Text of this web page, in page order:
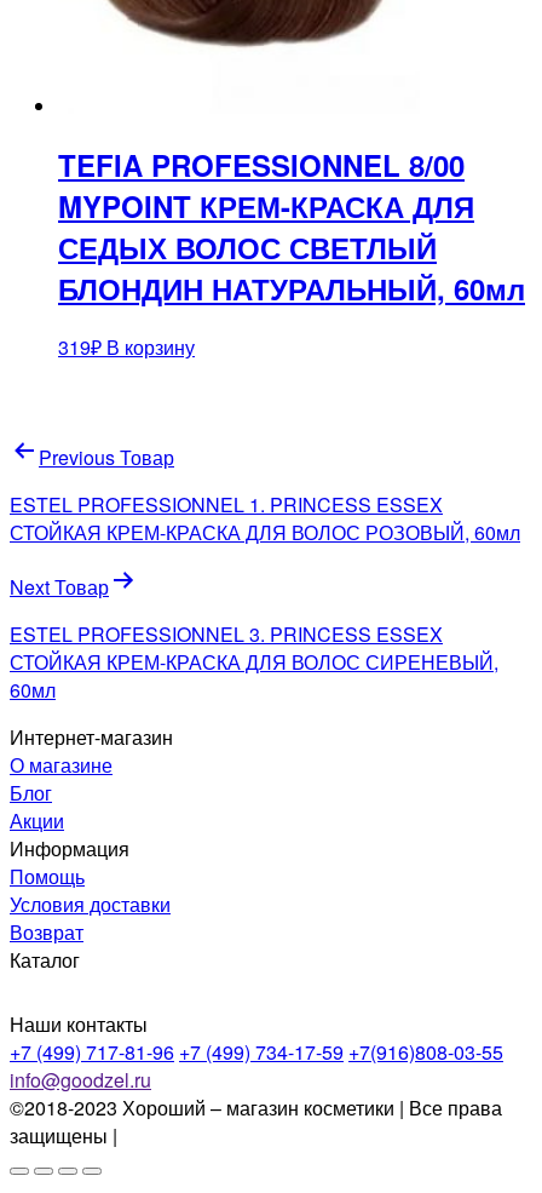
TEFIA PROFESSIONNEL 8/00
MYPOINT КРЕМ-КРАСКА ДЛЯ
СЕДЫХ ВОЛОС СВЕТЛЫЙ
БЛОНДИН НАТУРАЛЬНЫЙ, 60мл
319₽ В корзину
Навигация
по
записям
Previous Товар
ESTEL PROFESSIONNEL 1. PRINCESS ESSEX
СТОЙКАЯ КРЕМ-КРАСКА ДЛЯ ВОЛОС РОЗОВЫЙ, 60мл
Next Товар
ESTEL PROFESSIONNEL 3. PRINCESS ESSEX
СТОЙКАЯ КРЕМ-КРАСКА ДЛЯ ВОЛОС СИРЕНЕВЫЙ,
60мл
Интернет-магазин
О магазине
Блог
Акции
Информация
Помощь
Условия доставки
Возврат
Каталог
Наши контакты
+7 (499) 717-81-96 +7 (499) 734-17-59 +7(916)808-03-55
info@goodzel.ru
©2018-2023 Хороший – магазин косметики | Все права
защищены |